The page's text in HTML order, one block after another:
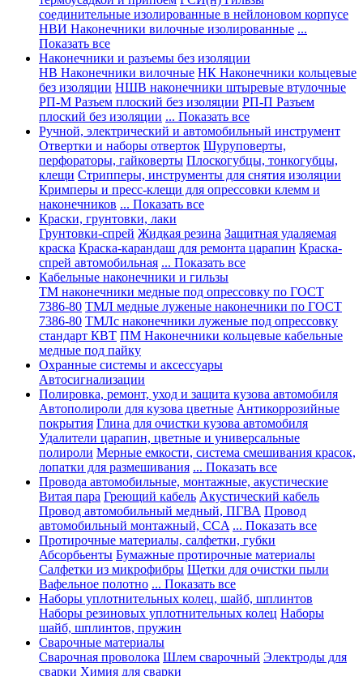
соединительные изолированные в нейлоновом корпусе
НВИ Наконечники вилочные изолированные ...
Показать все
Наконечники и разъемы без изоляции
НВ Наконечники вилочные НК Наконечники кольцевые
без изоляции НШВ наконечники штыревые втулочные
РП-М Разъем плоский без изоляции РП-П Разъем
плоский без изоляции ... Показать все
Ручной, электрический и автомобильный инструмент
Отвертки и наборы отверток Шуруповерты,
перфораторы, гайковерты Плоскогубцы, тонкогубцы,
клещи Стрипперы, инструменты для снятия изоляции
Кримперы и пресс-клещи для опрессовки клемм и
наконечников ... Показать все
Краски, грунтовки, лаки
Грунтовки-спрей Жидкая резина Защитная удаляемая
краска Краска-карандаш для ремонта царапин Краска-
спрей автомобильная ... Показать все
Кабельные наконечники и гильзы
ТМ наконечники медные под опрессовку по ГОСТ
7386-80 ТМЛ медные луженые наконечники по ГОСТ
7386-80 ТМЛс наконечники луженые под опрессовку
стандарт КВТ ПМ Наконечники кольцевые кабельные
медные под пайку
Охранные системы и аксессуары
Автосигнализации
Полировка, ремонт, уход и защита кузова автомобиля
Автополироли для кузова цветные Антикоррозийные
покрытия Глина для очистки кузова автомобиля
Удалители царапин, цветные и универсальные
полироли Мерные емкости, система смешивания красок,
лопатки для размешивания ... Показать все
Провода автомобильные, монтажные, акустические
Витая пара Греющий кабель Акустический кабель
Провод автомобильный медный, ПГВА Провод
автомобильный монтажный, CCA ... Показать все
Протирочные материалы, салфетки, губки
Абсорбьенты Бумажные протирочные материалы
Салфетки из микрофибры Щетки для очистки пыли
Вафельное полотно ... Показать все
Наборы уплотнительных колец, шайб, шплинтов
Наборы резиновых уплотнительных колец Наборы
шайб, шплинтов, пружин
Сварочные материалы
Сварочная проволока Шлем сварочный Электроды для
сварки Химия для сварки